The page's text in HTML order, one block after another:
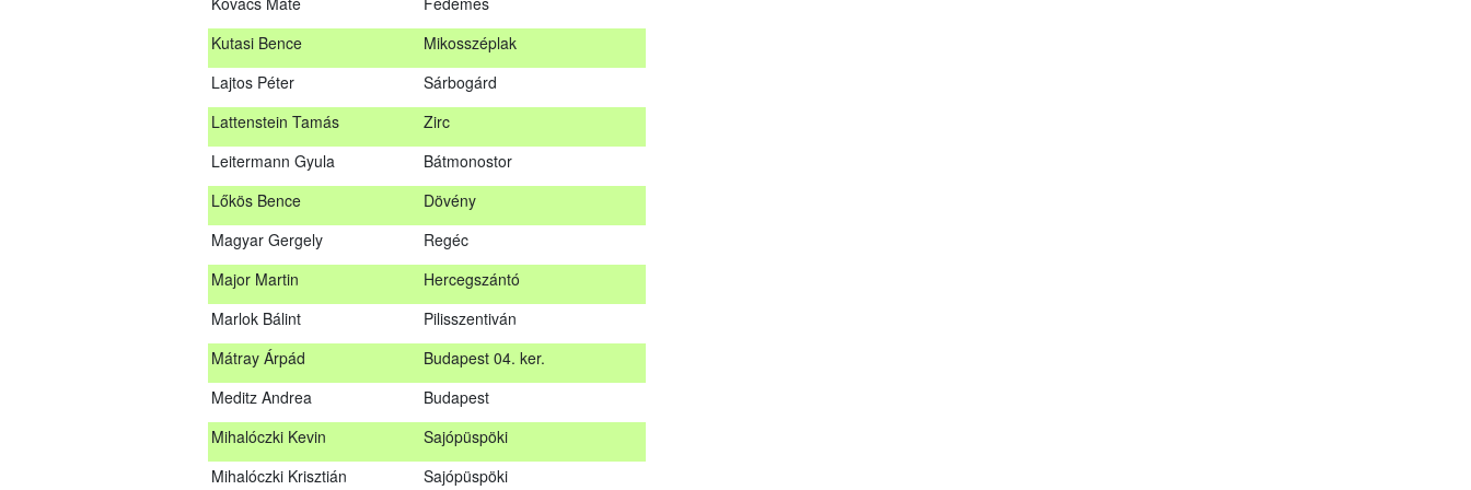
Kutasi Bence
Mikosszéplak
Lajtos Péter
Sárbogárd
Lattenstein Tamás
Zirc
Leitermann Gyula
Bátmonostor
Lőkös Bence
Dövény
Magyar Gergely
Regéc
Major Martin
Hercegszántó
Marlok Bálint
Pilisszentiván
Mátray Árpád
Budapest 04. ker.
Meditz Andrea
Budapest
Mihalóczki Kevin
Sajópüspöki
Mihalóczki Krisztián
Sajópüspöki
Kovács Dániel
Ózd
Kovács Máté
Fedémes
Kutasi Bence
Mikosszéplak
Lajtos Péter
Sárbogárd
Lattenstein Tamás
Zirc
Leitermann Gyula
Bátmonostor
Lőkös Bence
Dövény
Magyar Gergely
Regéc
Major Martin
Hercegszántó
Marlok Bálint
Pilisszentiván
Mátray Árpád
Budapest 04. ker.
Meditz Andrea
Budapest